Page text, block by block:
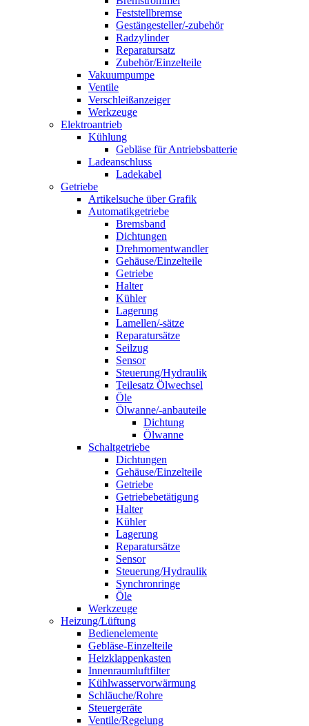
Feststellbremse
Gestängesteller/-zubehör
Radzylinder
Reparatursatz
Zubehör/Einzelteile
Vakuumpumpe
Ventile
Verschleißanzeiger
Werkzeuge
Elektroantrieb
Kühlung
Gebläse für Antriebsbatterie
Ladeanschluss
Ladekabel
Getriebe
Artikelsuche über Grafik
Automatikgetriebe
Bremsband
Dichtungen
Drehmomentwandler
Gehäuse/Einzelteile
Getriebe
Halter
Kühler
Lagerung
Lamellen/-sätze
Reparatursätze
Seilzug
Sensor
Steuerung/Hydraulik
Teilesatz Ölwechsel
Öle
Ölwanne/-anbauteile
Dichtung
Ölwanne
Schaltgetriebe
Dichtungen
Gehäuse/Einzelteile
Getriebe
Getriebebetätigung
Halter
Kühler
Lagerung
Reparatursätze
Sensor
Steuerung/Hydraulik
Synchronringe
Öle
Werkzeuge
Heizung/Lüftung
Bedienelemente
Gebläse-Einzelteile
Heizklappenkasten
Innenraumluftfilter
Kühlwasservorwärmung
Schläuche/Rohre
Steuergeräte
Ventile/Regelung